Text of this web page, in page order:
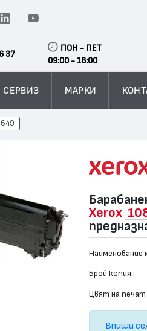
37
ПОН - ПЕТ
09:00 - 18:00
СЕРВИЗ МАРКИ
Xerox
Наименование
Брой копия :
Цвят на печат
Впиши се